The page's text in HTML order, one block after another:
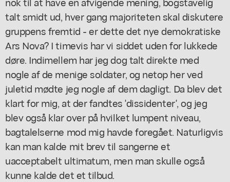
talt smidt ud, hver gang majoriteten skal diskutere
gruppens fremtid - er dette det nye demokratiske
Ars Nova? I timevis har vi siddet uden for lukkede
døre. Indimellem har jeg dog talt direkte med
nogle af de menige soldater, og netop her ved
juletid mødte jeg nogle af dem dagligt. Da blev det
klart for mig, at der fandtes 'dissidenter', og jeg
blev også klar over på hvilket lumpent niveau,
bagtalelserne mod mig havde foregået. Naturligvis
kan man kalde mit brev til sangerne et
uacceptabelt ultimatum, men man skulle også
kunne kalde det et tilbud.